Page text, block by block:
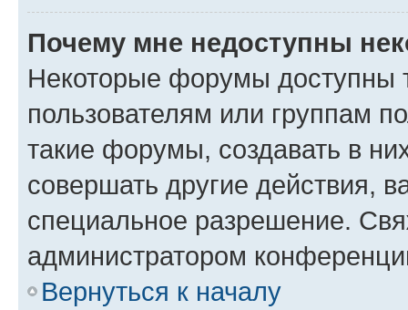
Почему мне недоступны
Некоторые форумы доступны
пользователям или группам
такие форумы, создавать в
совершать другие действия,
специальное разрешение.
администратором
Вернуться к началу